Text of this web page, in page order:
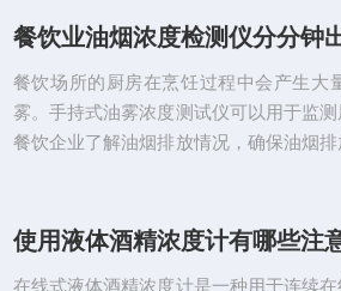
餐饮业油烟浓度检测仪分分钟
餐饮场所的厨房在烹饪过程中会产生大
雾。手持式油雾浓度测试仪可以用于监
餐饮企业了解油烟排放情况，确保油烟
重量轻、携带方便的特点，并且测量快
使用液体酒精浓度计有哪些注
在线式液体酒精浓度计是一种用于连续